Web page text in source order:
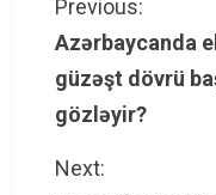
C
o
n
t
Previous:
Azərbaycanda
güzəşt dövrü
gözləyir?
Next: